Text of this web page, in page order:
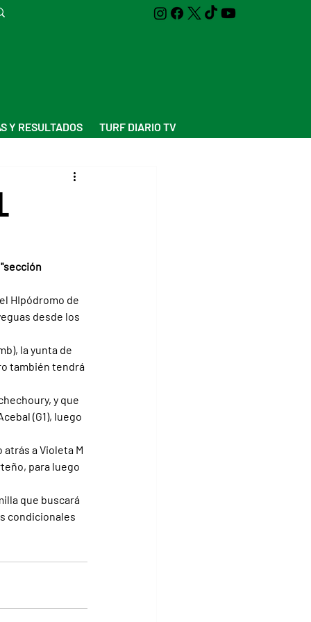
Y RESULTADOS TURF DIARIO TV
HIpódromo de
desde los
la yunta de
también tendrá
y que
(G1), luego
a Violeta M
para luego
que buscará
condicionales